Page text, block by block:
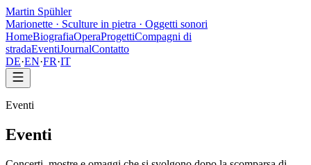
Martin Spühler
Marionette · Sculture in pietra · Oggetti sonori
HomeBiografiaOperaProgettiCompagni di
stradaEventiJournalContatto
DE·EN·FR·IT
Eventi
Eventi